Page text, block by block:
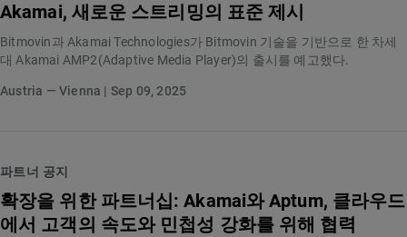
Akamai, 새로운 스트리밍의 표준 제시
Bitmovin과 Akamai Technologies가 Bitmovin 기술을 기반으로 한 차세
대 Akamai AMP2(Adaptive Media Player)의 출시를 예고했다.
Austria — Vienna | Sep 09, 2025
파트너 공지
확장을 위한 파트너십: Akamai와 Aptum, 클라우드
에서 고객의 속도와 민첩성 강화를 위해 협력